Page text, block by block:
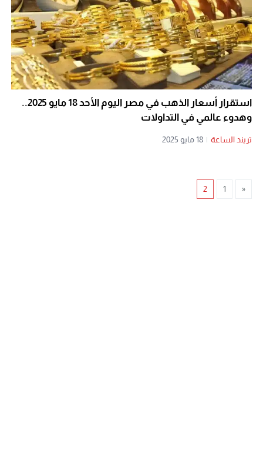
استقرار أسعار الذهب في مصر اليوم الأحد 18 مايو 2025..
وهدوء عالمي في التداولات
تريند الساعة | 18 مايو 2025
«
1
2